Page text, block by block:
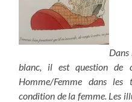
blanc, il est question de
Homme/Femme dans
condition de la femme. Les